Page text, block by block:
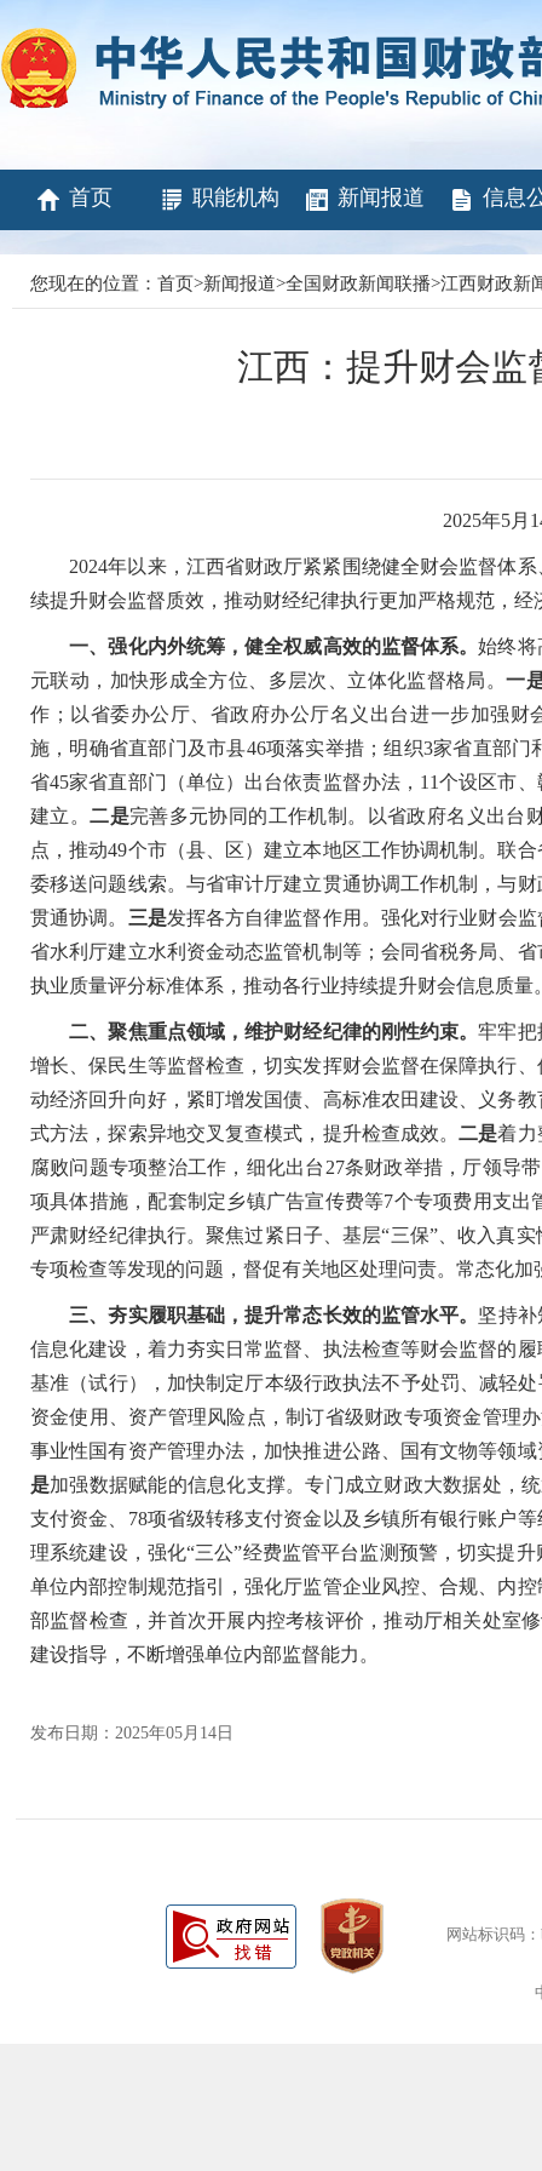
首页 职能机构 新闻报道 信息
您现在的位置： 首页>新闻报道>全国财政新闻联播>江西财政新
江西：提升财会监
2025年5月14
2024年以来，江西省财政厅紧紧围绕健全财会监督体系
续提升财会监督质效，推动财经纪律执行更加严格规范，
一、强化内外统筹，健全权威高效的监督体系。始终将
元联动，加快形成全方位、多层次、立体化监督格局。一
作；以省委办公厅、省政府办公厅名义出台进一步加强
施，明确省直部门及市县46项落实举措；组织3家省直部
省45家省直部门（单位）出台依责监督办法，11个设区市
建立。二是完善多元协同的工作机制。以省政府名义出台
点，推动49个市（县、区）建立本地区工作协调机制。联
委移送问题线索。与省审计厅建立贯通协调工作机制，与
贯通协调。 三是发挥各方自律监督作用。强化对行业财会
省水利厅建立水利资金动态监管机制等；会同省税务局、
执业质量评分标准体系，推动各行业持续提升财会信息质
二、聚焦重点领域，维护财经纪律的刚性约束。牢牢把
增长、保民生等监督检查，切实发挥财会监督在保障执行
动经济回升向好，紧盯增发国债、高标准农田建设、义务
式方法，探索异地交叉复查模式，提升检查成效。二是着力
腐败问题专项整治工作，细化出台27条财政举措，厅领导
项具体措施，配套制定乡镇广告宣传费等7个专项费用支
严肃财经纪律执行。聚焦过紧日子、基层“三保”、收入真
专项检查等发现的问题，督促有关地区处理问责。常态化
三、夯实履职基础，提升常态长效的监管水平。 坚持补
信息化建设，着力夯实日常监督、执法检查等财会监督的履
基准（试行），加快制定厅本级行政执法不予处罚、减轻
资金使用、资产管理风险点，制订省级财政专项资金管理
事业性国有资产管理办法，加快推进公路、国有文物等领
是加强数据赋能的信息化支撑。专门成立财政大数据处，
支付资金、78项省级转移支付资金以及乡镇所有银行账户
理系统建设，强化“三公”经费监管平台监测预警，切实提
单位内部控制规范指引，强化厅监管企业风控、合规、内
部监督检查，并首次开展内控考核评价，推动厅相关处室
建设指导，不断增强单位内部监督能力。
发布日期：2025年05月14日
网站标识码